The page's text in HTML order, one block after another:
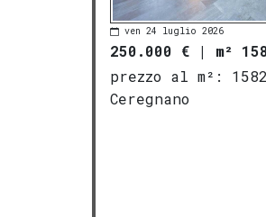
ven 24 luglio 2026
250.000 € | m²
prezzo al m²:
Ceregnano